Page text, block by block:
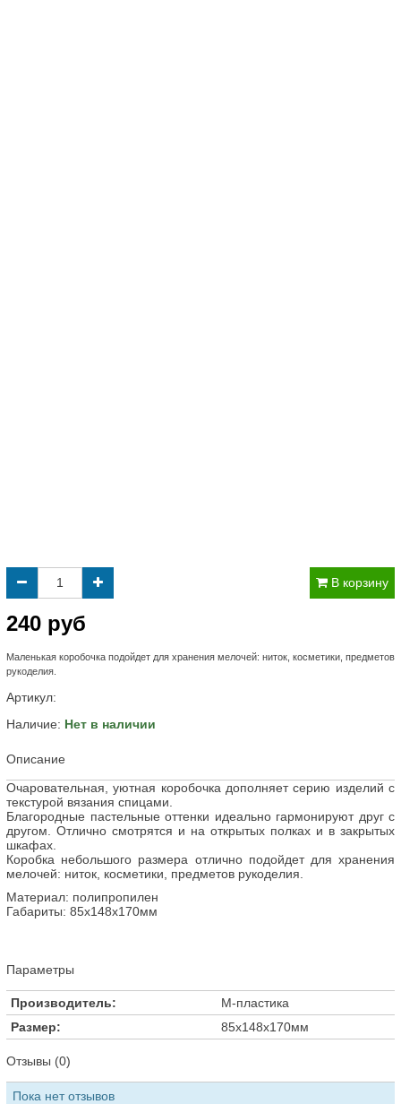
В корзину
240 руб
Маленькая коробочка подойдет для хранения мелочей: ниток, косметики, предметов
рукоделия.
Артикул:
Наличие: Нет в наличии
Описание
Очаровательная, уютная коробочка дополняет серию изделий с
текстурой вязания спицами.
Благородные пастельные оттенки идеально гармонируют друг с
другом. Отлично смотрятся и на открытых полках и в закрытых
шкафах.
Коробка небольшого размера отлично подойдет для хранения
мелочей: ниток, косметики, предметов рукоделия.
Материал: полипропилен
Габариты: 85х148х170мм
Параметры
Производитель:
М-пластика
Размер:
85х148х170мм
Отзывы (0)
Пока нет отзывов